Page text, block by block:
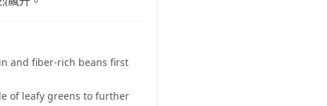
and fiber-rich beans first
of leafy greens to further